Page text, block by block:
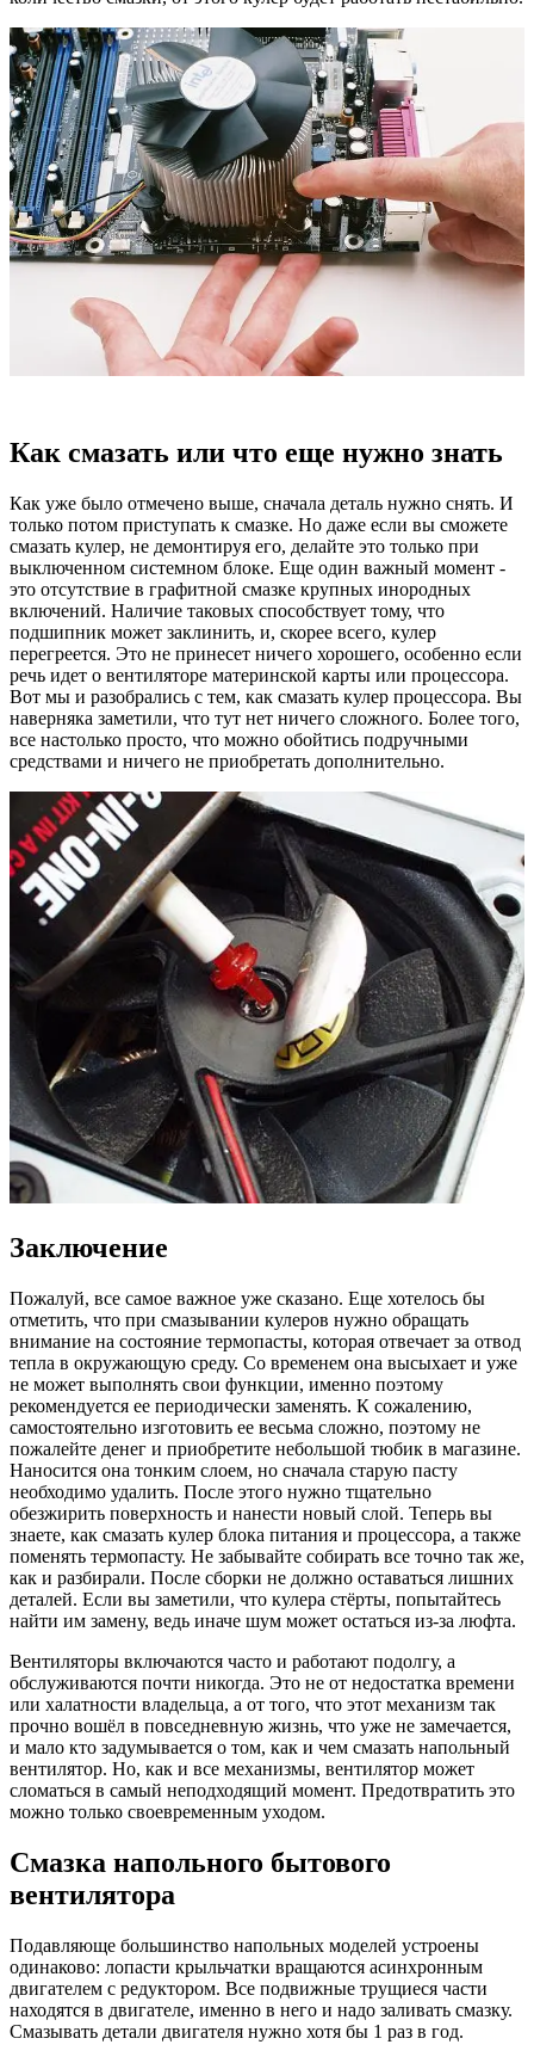
Как смазать или что еще нужно знать
Как уже было отмечено выше, сначала деталь нужно снять. И
только потом приступать к смазке. Но даже если вы сможете
смазать кулер, не демонтируя его, делайте это только при
выключенном системном блоке. Еще один важный момент -
это отсутствие в графитной смазке крупных инородных
включений. Наличие таковых способствует тому, что
подшипник может заклинить, и, скорее всего, кулер
перегреется. Это не принесет ничего хорошего, особенно если
речь идет о вентиляторе материнской карты или процессора.
Вот мы и разобрались с тем, как смазать кулер процессора. Вы
наверняка заметили, что тут нет ничего сложного. Более того,
все настолько просто, что можно обойтись подручными
средствами и ничего не приобретать дополнительно.
Заключение
Пожалуй, все самое важное уже сказано. Еще хотелось бы
отметить, что при смазывании кулеров нужно обращать
внимание на состояние термопасты, которая отвечает за отвод
тепла в окружающую среду. Со временем она высыхает и уже
не может выполнять свои функции, именно поэтому
рекомендуется ее периодически заменять. К сожалению,
самостоятельно изготовить ее весьма сложно, поэтому не
пожалейте денег и приобретите небольшой тюбик в магазине.
Наносится она тонким слоем, но сначала старую пасту
необходимо удалить. После этого нужно тщательно
обезжирить поверхность и нанести новый слой. Теперь вы
знаете, как смазать кулер блока питания и процессора, а также
поменять термопасту. Не забывайте собирать все точно так же,
как и разбирали. После сборки не должно оставаться лишних
деталей. Если вы заметили, что кулера стёрты, попытайтесь
найти им замену, ведь иначе шум может остаться из-за люфта.
Вентиляторы включаются часто и работают подолгу, а
обслуживаются почти никогда. Это не от недостатка времени
или халатности владельца, а от того, что этот механизм так
прочно вошёл в повседневную жизнь, что уже не замечается,
и мало кто задумывается о том, как и чем смазать напольный
вентилятор. Но, как и все механизмы, вентилятор может
сломаться в самый неподходящий момент. Предотвратить это
можно только своевременным уходом.
Смазка напольного бытового
вентилятора
Подавляюще большинство напольных моделей устроены
одинаково: лопасти крыльчатки вращаются асинхронным
двигателем с редуктором. Все подвижные трущиеся части
находятся в двигателе, именно в него и надо заливать смазку.
Смазывать детали двигателя нужно хотя бы 1 раз в год.